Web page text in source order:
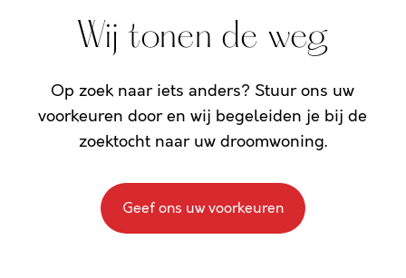
Wij tonen de weg
Op zoek naar iets anders? Stuur ons uw
voorkeuren door en wij begeleiden je bij de
zoektocht naar uw droomwoning.
Geef ons uw voorkeuren